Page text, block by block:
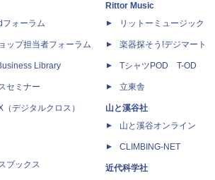
フォーラム
ップ担当者フォーラム
Library
セミナー
（デジタルクロス）
ブックス
Rittor Music
リットーミュージック
楽器探そう!デジマート
TシャツPOD T-OD
立東舎
山と溪谷社
山と溪谷オンライン
CLIMBING-NET
近代科学社